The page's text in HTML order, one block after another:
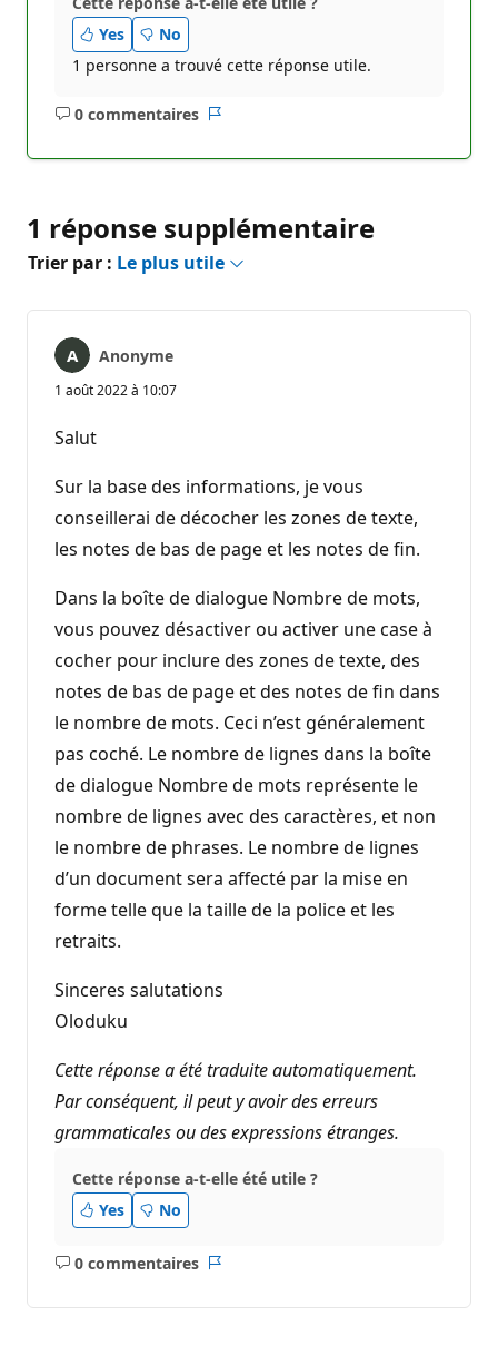
Yes
No
1 personne a trouvé cette réponse utile.
0 commentaires
Aucun
1 réponse supplémentaire
Trier par : Le plus utile
Anonyme
1 août 2022 à 10:07
Salut
Sur la base des informations, je vous
conseillerai de décocher les zones de texte,
les notes de bas de page et les notes de fin.
Dans la boîte de dialogue Nombre de mots,
vous pouvez désactiver ou activer une case à
cocher pour inclure des zones de texte, des
notes de bas de page et des notes de fin dans
le nombre de mots. Ceci n’est généralement
pas coché. Le nombre de lignes dans la boîte
de dialogue Nombre de mots représente le
nombre de lignes avec des caractères, et non
le nombre de phrases. Le nombre de lignes
d’un document sera affecté par la mise en
forme telle que la taille de la police et les
retraits.
Sinceres salutations
Oloduku
Cette réponse a été traduite automatiquement.
Par conséquent, il peut y avoir des erreurs
grammaticales ou des expressions étranges.
Cette réponse a-t-elle été utile ?
Yes
No
0 commentaires
Aucun